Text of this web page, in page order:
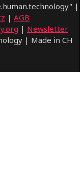
|
| AGB
| Newsletter
| Made in CH